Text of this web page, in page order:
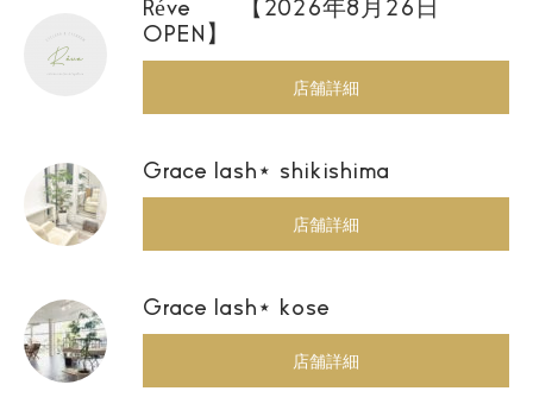
Réve 【2026年8月26日
OPEN】
店舗詳細
Grace lash⋆ shikishima
店舗詳細
Grace lash⋆ kose
店舗詳細